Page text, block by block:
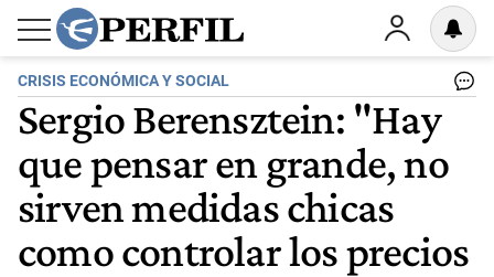
CRISIS ECONÓMICA Y SOCIAL
Sergio Berensztein: "Hay
que pensar en grande, no
sirven medidas chicas
como controlar los precios